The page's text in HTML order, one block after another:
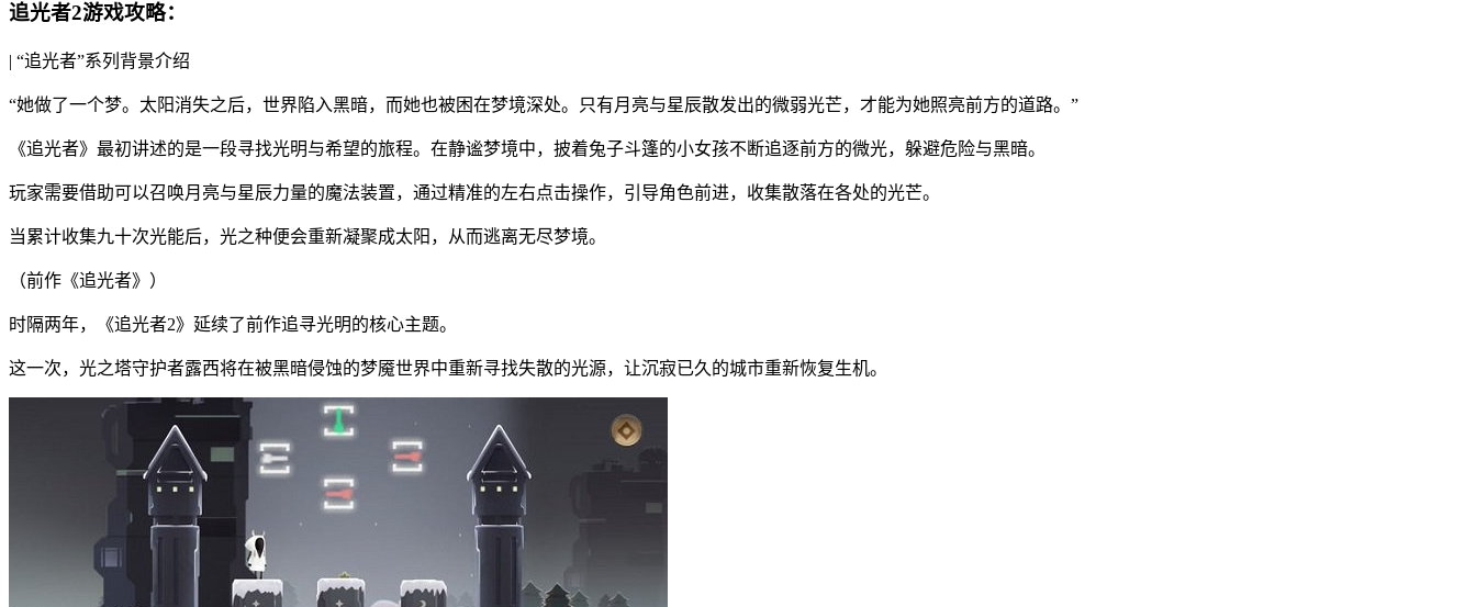
追光者2游戏攻略：
| “追光者”系列背景介绍
“她做了一个梦。太阳消失之后，世界陷入黑暗，而她也被困在梦境深处。只有月亮与星辰散发出的微弱光芒，才能为她照亮前方的道路。”
《追光者》最初讲述的是一段寻找光明与希望的旅程。在静谧梦境中，披着兔子斗篷的小女孩不断追逐前方的微光，躲避危险与黑暗。
玩家需要借助可以召唤月亮与星辰力量的魔法装置，通过精准的左右点击操作，引导角色前进，收集散落在各处的光芒。
当累计收集九十次光能后，光之种便会重新凝聚成太阳，从而逃离无尽梦境。
（前作《追光者》）
时隔两年，《追光者2》延续了前作追寻光明的核心主题。
这一次，光之塔守护者露西将在被黑暗侵蚀的梦魇世界中重新寻找失散的光源，让沉寂已久的城市重新恢复生机。